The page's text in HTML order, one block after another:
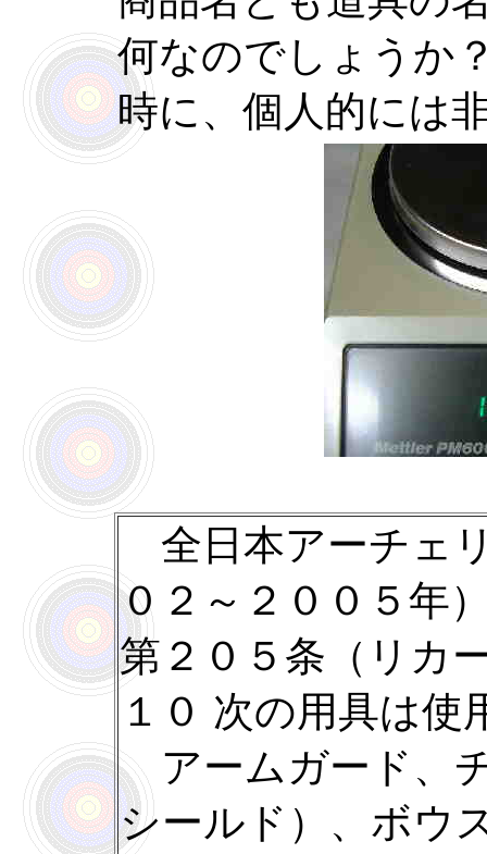
何なのでしょうか
時に、個人的には
全日本アーチェ
０２～２００５年
第２０５条（リカ
１０ 次の用具は
アームガード、
シールド）、ボウ